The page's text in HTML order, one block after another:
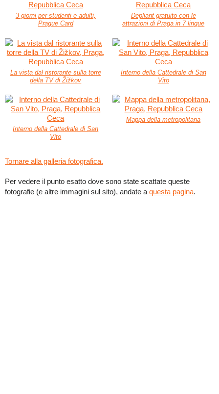
3 giorni per studenti e adulti,
Prague Card
Depliant gratuito con le
attrazioni di Praga in 7 lingue
La vista dal ristorante sulla torre
della TV di Žižkov
Interno della Cattedrale di San
Vito
Interno della Cattedrale di San
Vito
Mappa della metropolitana
Tornare alla galleria fotografica.
Per vedere il punto esatto dove sono state scattate queste
fotografie (e altre immagini sul sito), andate a questa pagina.